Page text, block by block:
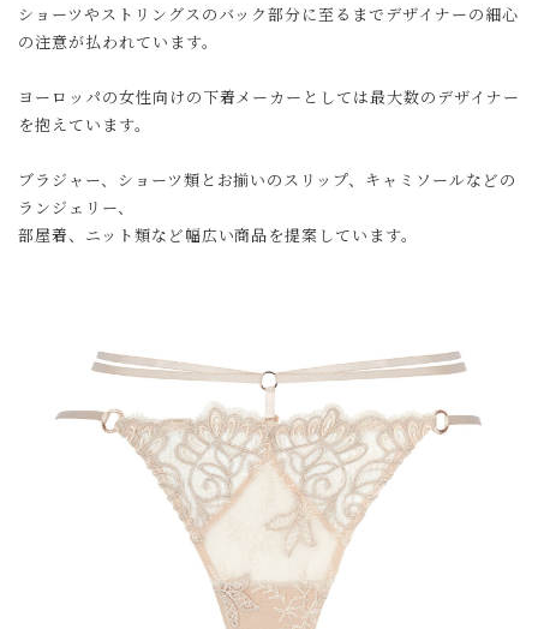
ショーツやストリングスのバック部分に至るまでデザイナーの細心
の注意が払われています。
ヨーロッパの女性向けの下着メーカーとしては最大数のデザイナー
を抱えています。
ブラジャー、ショーツ類とお揃いのスリップ、キャミソールなどの
ランジェリー、
部屋着、ニット類など幅広い商品を提案しています。